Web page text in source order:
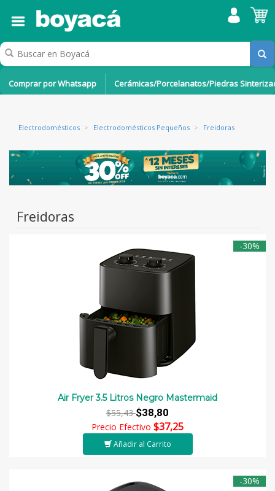
Comprar por Whatsapp Cerámicas/Porcelanatos/Piedras
Electrodomésticos > Electrodomésticos Pequeños > Freidoras
Freidoras
-30%
Air Fryer 3.5 Litros Negro Mastermaid
$55,43$38,80
Precio Efectivo $37,25
Añadir al Carrito
-30%